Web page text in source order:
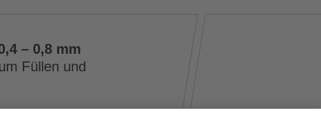
– 0,8 mm
Füllen und